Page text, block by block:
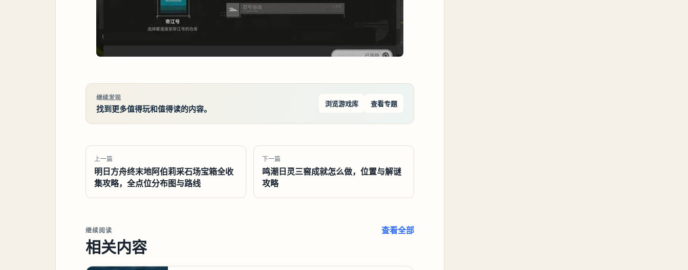
继续发现
找到更多值得玩和值得读的内容。
浏览游戏库 查看专题
上一篇
明日方舟终末地阿伯莉采石场宝箱全收
集攻略，全点位分布图与路线
下一篇
鸣潮日灵三窖成就怎么做，位置与解谜
攻略
继续阅读
相关内容
查看全部